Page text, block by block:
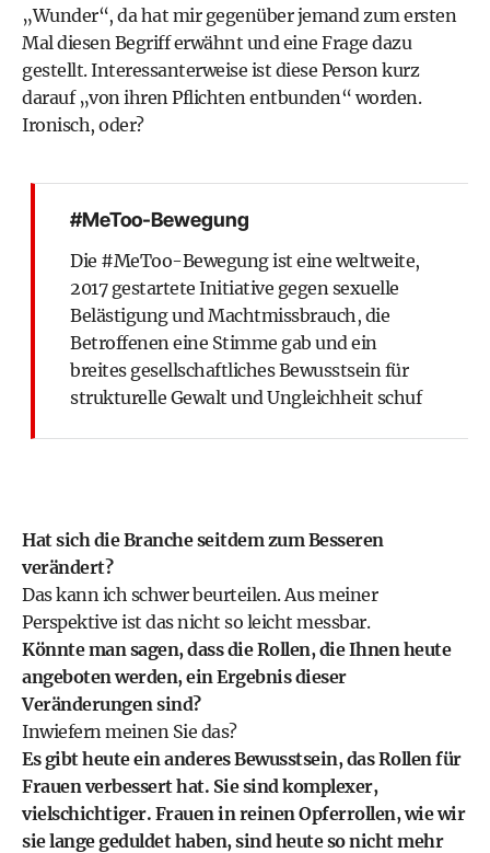
„Wunder“, da hat mir gegenüber jemand zum ersten
Mal diesen Begriff erwähnt und eine Frage dazu
gestellt. Interessanterweise ist diese Person kurz
darauf „von ihren Pflichten entbunden“ worden.
Ironisch, oder?
#MeToo-Bewegung
Die #MeToo-Bewegung ist eine weltweite,
2017 gestartete Initiative gegen sexuelle
Belästigung und Machtmissbrauch, die
Betroffenen eine Stimme gab und ein
breites gesellschaftliches Bewusstsein für
strukturelle Gewalt und Ungleichheit schuf
Hat sich die Branche seitdem zum Besseren
verändert?
Das kann ich schwer beurteilen. Aus meiner
Perspektive ist das nicht so leicht messbar.
Könnte man sagen, dass die Rollen, die Ihnen heute
angeboten werden, ein Ergebnis dieser
Veränderungen sind?
Inwiefern meinen Sie das?
Es gibt heute ein anderes Bewusstsein, das Rollen für
Frauen verbessert hat. Sie sind komplexer,
vielschichtiger. Frauen in reinen Opferrollen, wie wir
sie lange geduldet haben, sind heute so nicht mehr